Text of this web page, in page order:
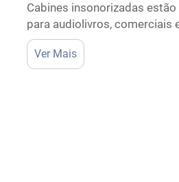
Cabines insonorizadas
para audiolivros, comerciais
bloquear ruídos e ecos,
cabines se tornarem
Ver Mais